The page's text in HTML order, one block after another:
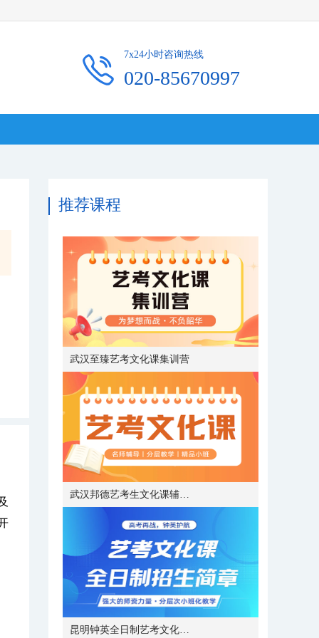
7x24小时咨询热线
020-85670997
推荐课程
武汉至臻艺考文化课集训营
武汉邦德艺考生文化课辅导班
昆明钟英全日制艺考文化课补习班招生简章